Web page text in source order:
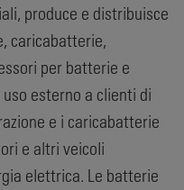
produce e distribuisce
caricabatterie,
per batterie e
esterno a clienti di
e i caricabatterie
e altri veicoli
elettrica. Le batterie